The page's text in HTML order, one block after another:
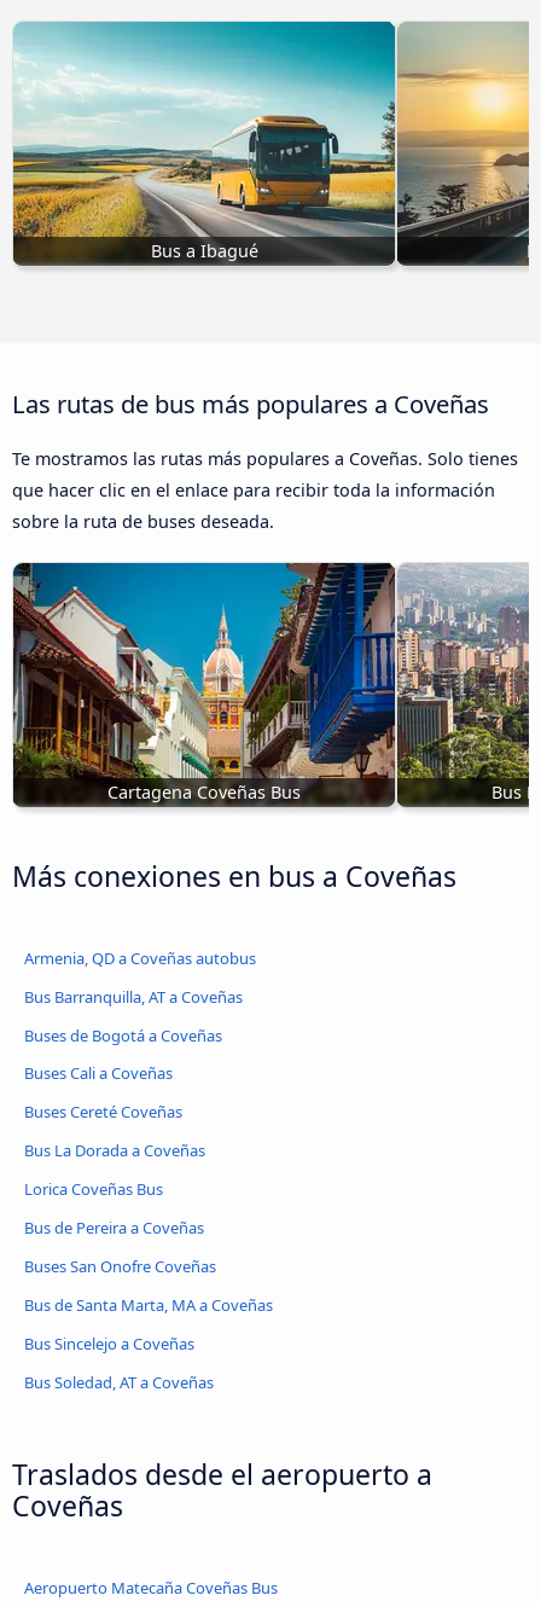
Bus a Ibagué
Las rutas de bus más populares a Coveñas
Te mostramos las rutas más populares a Coveñas. Solo tienes
que hacer clic en el enlace para recibir toda la información
sobre la ruta de buses deseada.
Cartagena Coveñas Bus Bus
Más conexiones en bus a Coveñas
Armenia, QD a Coveñas autobus
Bus Barranquilla, AT a Coveñas
Buses de Bogotá a Coveñas
Buses Cali a Coveñas
Buses Cereté Coveñas
Bus La Dorada a Coveñas
Lorica Coveñas Bus
Bus de Pereira a Coveñas
Buses San Onofre Coveñas
Bus de Santa Marta, MA a Coveñas
Bus Sincelejo a Coveñas
Bus Soledad, AT a Coveñas
Traslados desde el aeropuerto a
Coveñas
Aeropuerto Matecaña Coveñas Bus